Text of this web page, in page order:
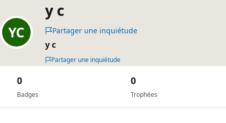
y c
Partager une inquiétude
y c
Partager une inquiétude
Badges
0
Trophées
0